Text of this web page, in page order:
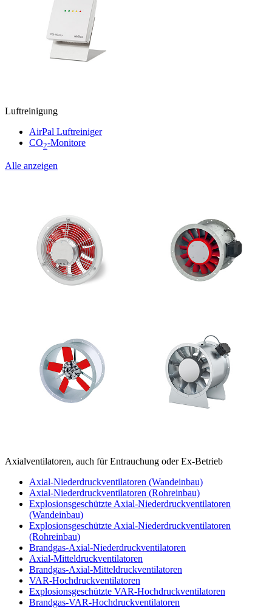
Luftreinigung
AirPal Luftreiniger
CO2-Monitore
Alle anzeigen
Axialventilatoren, auch für Entrauchung oder Ex-Betrieb
Axial-Niederdruckventilatoren (Wandeinbau)
Axial-Niederdruckventilatoren (Rohreinbau)
Explosionsgeschützte Axial-Niederdruckventilatoren
(Wandeinbau)
Explosionsgeschützte Axial-Niederdruckventilatoren
(Rohreinbau)
Brandgas-Axial-Niederdruckventilatoren
Axial-Mitteldruckventilatoren
Brandgas-Axial-Mitteldruckventilatoren
VAR-Hochdruckventilatoren
Explosionsgeschützte VAR-Hochdruckventilatoren
Brandgas-VAR-Hochdruckventilatoren